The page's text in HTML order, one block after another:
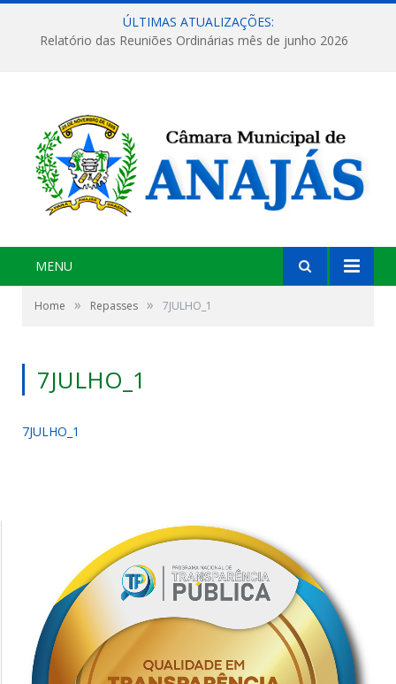
ÚLTIMAS ATUALIZAÇÕES:
Relatório das Reuniões Ordinárias mês de junho 2026
MENU
Home » Repasses » 7JULHO_1
7JULHO_1
7JULHO_1